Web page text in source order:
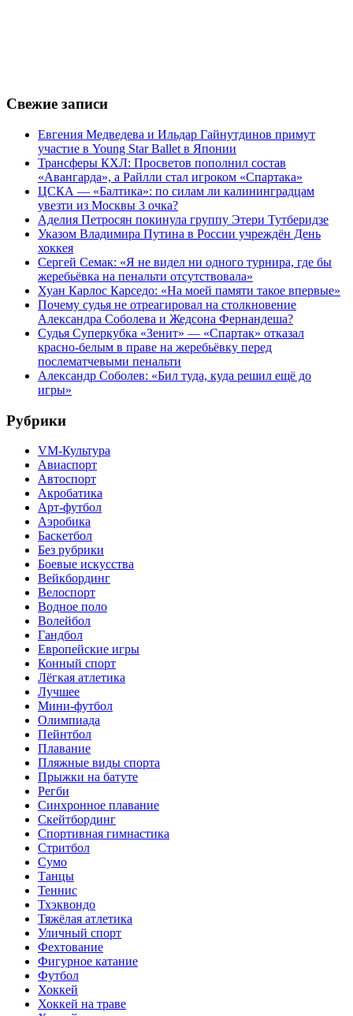
Свежие записи
Евгения Медведева и Ильдар Гайнутдинов примут
участие в Young Star Ballet в Японии
Трансферы КХЛ: Просветов пополнил состав
«Авангарда», а Райлли стал игроком «Спартака»
ЦСКА — «Балтика»: по силам ли калининградцам
увезти из Москвы 3 очка?
Аделия Петросян покинула группу Этери Тутберидзе
Указом Владимира Путина в России учреждён День
хоккея
Сергей Семак: «Я не видел ни одного турнира, где бы
жеребьёвка на пенальти отсутствовала»
Хуан Карлос Карседо: «На моей памяти такое впервые»
Почему судья не отреагировал на столкновение
Александра Соболева и Жедсона Фернандеша?
Судья Суперкубка «Зенит» — «Спартак» отказал
красно-белым в праве на жеребьёвку перед
послематчевыми пенальти
Александр Соболев: «Бил туда, куда решил ещё до
игры»
Рубрики
VM-Культура
Авиаспорт
Автоспорт
Акробатика
Арт-футбол
Аэробика
Баскетбол
Без рубрики
Боевые искусства
Вейкбординг
Велоспорт
Водное поло
Волейбол
Гандбол
Европейские игры
Конный спорт
Лёгкая атлетика
Лучшее
Мини-футбол
Олимпиада
Пейнтбол
Плавание
Пляжные виды спорта
Прыжки на батуте
Регби
Синхронное плавание
Скейтбординг
Спортивная гимнастика
Стритбол
Сумо
Танцы
Теннис
Тхэквондо
Тяжёлая атлетика
Уличный спорт
Фехтование
Фигурное катание
Футбол
Хоккей
Хоккей на траве